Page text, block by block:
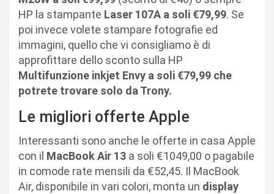
HP la stampante Laser 107A a soli €79,99. Se
poi invece volete stampare fotografie ed
immagini, quello che vi consigliamo è di
approfittare dello sconto sulla HP
Multifunzione inkjet Envy a soli €79,99 che
potrete trovare solo da Trony.
Le migliori offerte Apple
Interessanti sono anche le offerte in casa Apple
con il MacBook Air 13 a soli €1049,00 o pagabile
in comode rate mensili da €52,45. Il MacBook
Air, disponibile in vari colori, monta un display